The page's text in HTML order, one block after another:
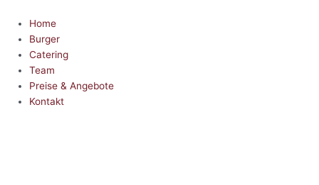
Inhalt
springen
Home
Burger
Catering
Team
Preise & Angebote
Kontakt